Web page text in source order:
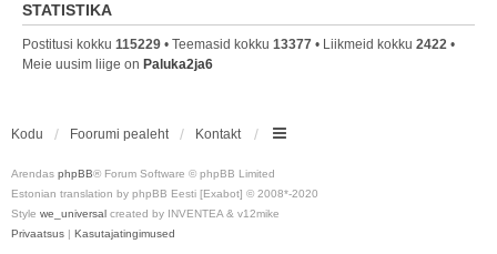
STATISTIKA
Postitusi kokku 115229 • Teemasid kokku 13377 • Liikmeid kokku 2422 •
Meie uusim liige on Paluka2ja6
Kodu Foorumi pealeht Kontakt
Arendas phpBB® Forum Software © phpBB Limited
Estonian translation by phpBB Eesti [Exabot] © 2008*-2020
Style we_universal created by INVENTEA & v12mike
Privaatsus | Kasutajatingimused